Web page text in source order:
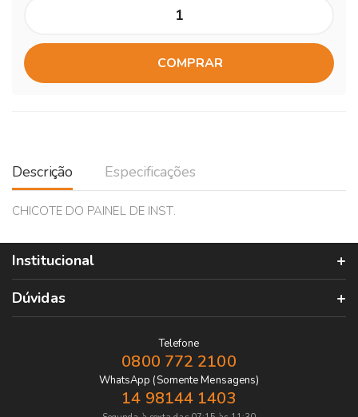
COMPRAR
Descrição Especificações
CHICOTE DO PAINEL DE INST.
Institucional
Dúvidas
Telefone
0800 772 2100
WhatsApp (Somente Mensagens)
14 98144 1403